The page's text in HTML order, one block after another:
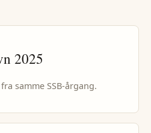
2025
samme SSB-årgang.